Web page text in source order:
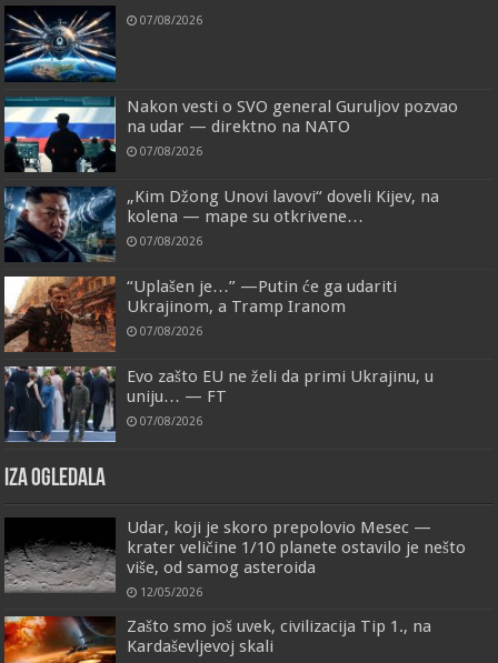
07/08/2026
Nakon vesti o SVO general Guruljov pozvao
na udar — direktno na NATO
07/08/2026
„Kim Džong Unovi lavovi“ doveli Kijev, na
kolena — mape su otkrivene…
07/08/2026
“Uplašen je…” —Putin će ga udariti
Ukrajinom, a Tramp Iranom
07/08/2026
Evo zašto EU ne želi da primi Ukrajinu, u
uniju… — FT
07/08/2026
IZA OGLEDALA
Udar, koji je skoro prepolovio Mesec —
krater veličine 1/10 planete ostavilo je nešto
više, od samog asteroida
12/05/2026
Zašto smo još uvek, civilizacija Tip 1., na
Kardaševljevoj skali